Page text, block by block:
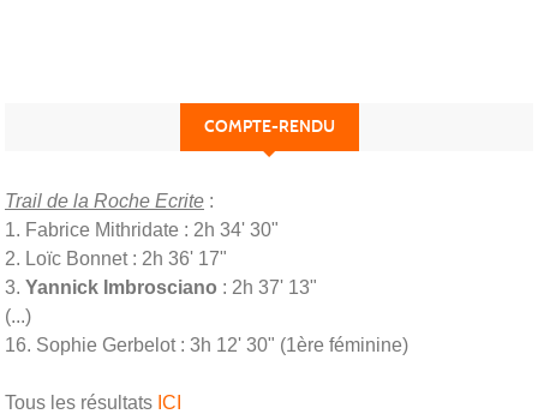
COMPTE-RENDU
Trail de la Roche Ecrite :
1. Fabrice Mithridate : 2h 34' 30"
2. Loïc Bonnet : 2h 36' 17"
3. Yannick Imbrosciano : 2h 37' 13"
(...)
16. Sophie Gerbelot : 3h 12' 30" (1ère féminine)
Tous les résultats ICI